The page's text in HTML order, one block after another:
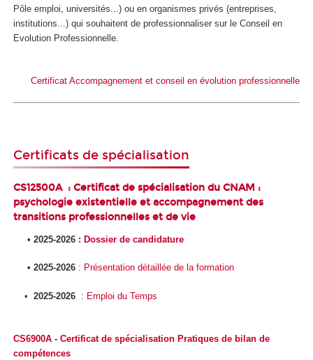
Pôle emploi, universités...) ou en organismes privés (entreprises,
institutions...) qui souhaitent de professionnaliser sur le Conseil en
Evolution Professionnelle.
Certificat Accompagnement et conseil en évolution professionnelle
Certificats de spécialisation
CS12500A : Certificat de spécialisation du CNAM :
psychologie existentielle et accompagnement des
transitions professionnelles et de vie
• 2025-2026 : Dossier de candidature
• 2025-2026 : Présentation détaillée de la formation
• 2025-2026 : Emploi du Temps
CS6900A - Certificat de spécialisation Pratiques de bilan de
compétences